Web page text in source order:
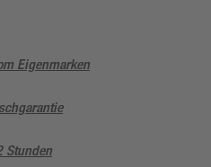
Eigenmarken
Stunden